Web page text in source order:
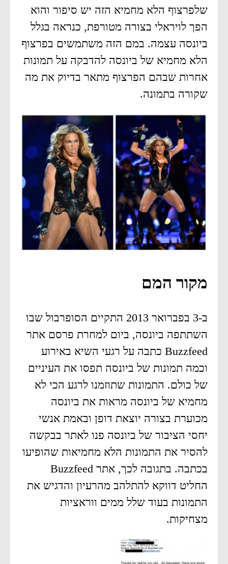
שלפרצוף הלא מחמיא הזה יש סיפור והוא
הפך לויראלי בצורה מטורפת, כנראה בגלל
ביונסה עצמה. במם הזה משתמשים בפרצוף
הלא מחמיא של ביונסה להדבקה על תמונות
אחרות שבהם הפרצוף מתאר בדיוק את מה
שקורה בתמונה.
מקור המם
ב-3 בפברואר 2013 התקיים הסופרבול שבו
השתתפה ביונסה, ביום למחרת פרסם אתר
Buzzfeed כתבה על רגעי השיא באירוע
וכמה תמונות של ביונסה תפסו את העיניים
של כולם. התמונות שתוזמנו לרגע הכי לא
מחמיא של ביונסה מראות את ביונסה
מכוערת בצורה יוצאת דופן ובאמת אנשי
יחסי הציבור של ביונסה פנו לאתר בבקשה
להסיר את התמונות הלא מחמיאות שהופיעו
בכתבה. בתגובה לכך, אתר Buzzfeed
החליט דווקא להתלהב מהרעיון והדגיש את
התמונות בעוד שלל ממים ווראציות
מצחיקות.